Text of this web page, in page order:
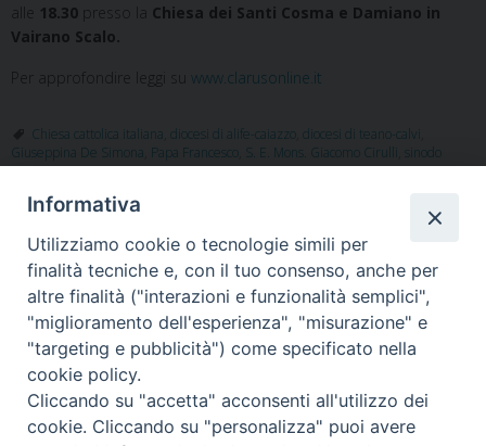
alle
18.30 presso la Chiesa dei Santi Cosma e Damiano in
Vairano Scalo.
Per approfondire leggi su www.clarusonline.it
Chiesa cattolica italiana diocesi di alife-caiazzo diocesi di teano-calvi
Giuseppina De Simona Papa Francesco S. E. Mons. Giacomo Cirulli sinodo
Incontro formativo del
percorso sinodale con
Giuseppina De Simone
Dona un pasto per l’Ucraina.
L’iniziativa diocesana in
occasione del 2 marzo,
Mercoledì delle Ceneri
Informativa
Utilizziamo cookie o tecnologie simili per
finalità tecniche e, con il tuo consenso, anche per
altre finalità ("interazioni e funzionalità semplici",
"miglioramento dell'esperienza", "misurazione" e
"targeting e pubblicità") come specificato nella
cookie policy.
Cliccando su "accetta" acconsenti all'utilizzo dei
cookie. Cliccando su "personalizza" puoi avere